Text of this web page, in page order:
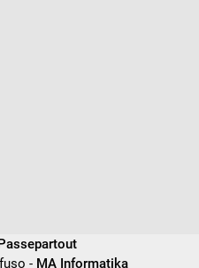
- MA Informatika